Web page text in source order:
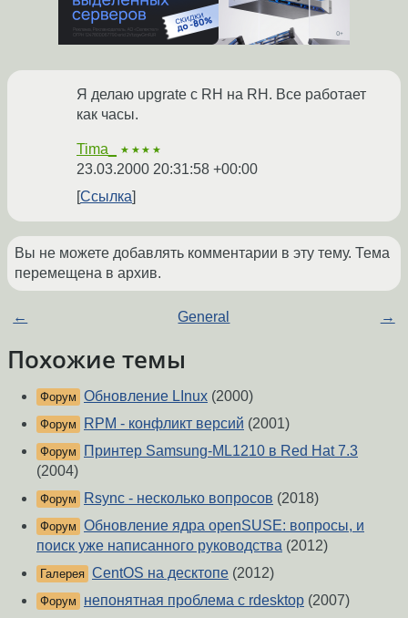
Я делаю upgrate с RH на RH. Все работает
как часы.
Tima_ ★★★★
23.03.2000 20:31:58 +00:00
Ссылка
Вы не можете добавлять комментарии в эту тему. Тема
перемещена в архив.
← General →
Похожие темы
Форум Обновление LInux (2000)
Форум RPM - конфликт версий (2001)
Форум
Принтер Samsung-ML1210 в Red Hat 7.3
(2004)
Форум Rsync - несколько вопросов (2018)
Форум Обновление ядра openSUSE: вопросы, и
поиск уже написанного руководства (2012)
Галерея CentOS на десктопе (2012)
Форум непонятная проблема с rdesktop (2007)